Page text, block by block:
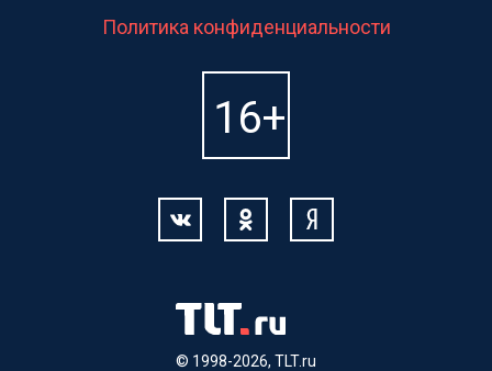
© 1998-2026, TLT.ru
Политика конфиденциальности